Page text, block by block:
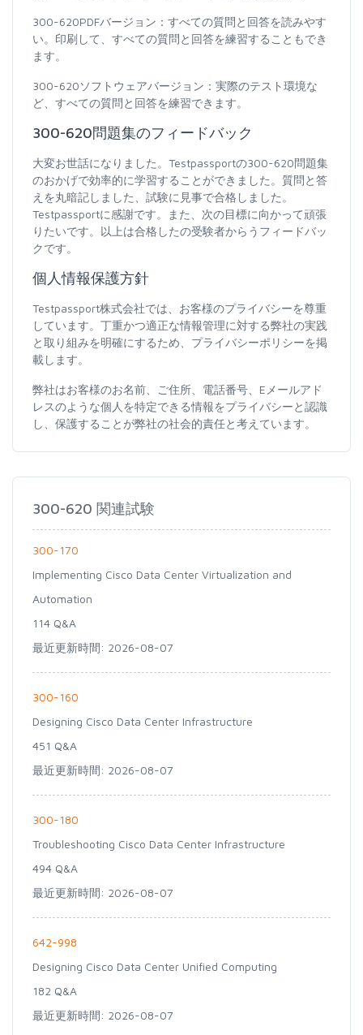
300-620PDFバージョン：すべての質問と回答を読みやす
い。印刷して、すべての質問と回答を練習することもでき
ます。
300-620ソフトウェアバージョン：実際のテスト環境な
ど、すべての質問と回答を練習できます。
300-620問題集のフィードバック
大変お世話になりました。Testpassportの300-620問題集
のおかげで効率的に学習することができました。質問と答
えを丸暗記しました、試験に見事で合格しました。
Testpassportに感謝です。また、次の目標に向かって頑張
りたいです。以上は合格したの受験者からうフィードバッ
クです。
個人情報保護方針
Testpassport株式会社では、お客様のプライバシーを尊重
しています。丁重かつ適正な情報管理に対する弊社の実践
と取り組みを明確にするため、プライバシーポリシーを掲
載します。
弊社はお客様のお名前、ご住所、電話番号、Eメールアド
レスのような個人を特定できる情報をプライバシーと認識
し、保護することが弊社の社会的責任と考えています。
300-620 関連試験
300-170
Implementing Cisco Data Center Virtualization and
Automation
114 Q&A
最近更新時間: 2026-08-07
300-160
Designing Cisco Data Center Infrastructure
451 Q&A
最近更新時間: 2026-08-07
300-180
Troubleshooting Cisco Data Center Infrastructure
494 Q&A
最近更新時間: 2026-08-07
642-998
Designing Cisco Data Center Unified Computing
182 Q&A
最近更新時間: 2026-08-07